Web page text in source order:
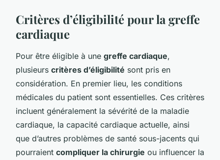
Critères d’éligibilité pour la greffe
cardiaque
Pour être éligible à une greffe cardiaque,
plusieurs critères d’éligibilité sont pris en
considération. En premier lieu, les conditions
médicales du patient sont essentielles. Ces critères
incluent généralement la sévérité de la maladie
cardiaque, la capacité cardiaque actuelle, ainsi
que d’autres problèmes de santé sous-jacents qui
pourraient compliquer la chirurgie ou influencer la